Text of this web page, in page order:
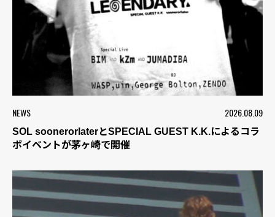
NEWS 2026.08.09
SOL soonerorlaterとSPECIAL GUEST K.K.によるコラ
ボイベントが茅ヶ崎で開催